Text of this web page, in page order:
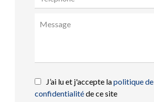
J’ai lu et j'accepte lapolitique de
confidentialitéde ce site